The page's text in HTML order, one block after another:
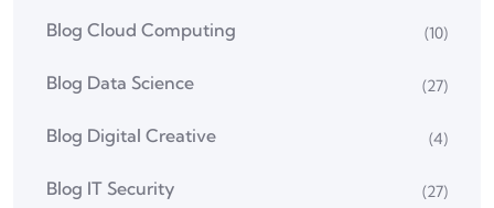
Blog Cloud Computing (10)
Blog Data Science (27)
Blog Digital Creative (4)
Blog IT Security (27)